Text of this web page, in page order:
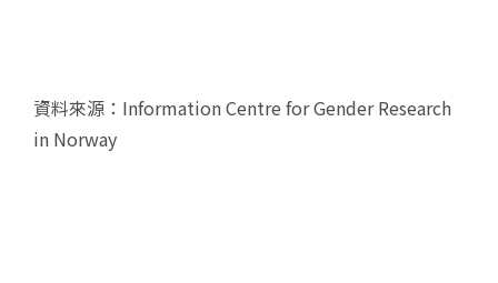
資料來源： Information Centre for Gender Research
in Norway